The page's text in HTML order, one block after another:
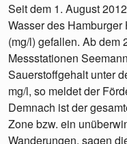
Seit dem 1. August
Wasser des
(mg/l) gefallen. Ab dem
Messstationen
Sauerstoffgehalt unter
mg/l, so meldet der
Demnach ist der
Zone bzw. ein
Wanderungen, sagen